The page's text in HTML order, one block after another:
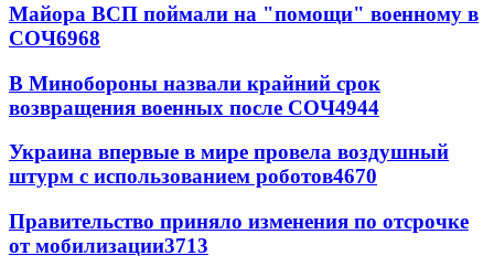
Майора ВСП поймали на "помощи" военному в
СОЧ6968
В Минобороны назвали крайний срок
возвращения военных после СОЧ4944
Украина впервые в мире провела воздушный
штурм с использованием роботов4670
Правительство приняло изменения по отсрочке
от мобилизации3713